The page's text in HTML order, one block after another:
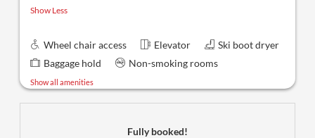
Show Less
Wheel chair access Elevator
Ski boot dryer
Baggage hold
Non-smoking rooms
Show all amenities
Fully booked!